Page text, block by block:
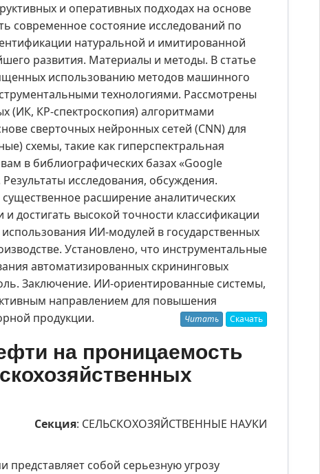
и оперативных подходах на основе
современное состояние исследований по
натуральной и имитированной
развития. Материалы и методы. В статье
использованию методов машинного
технологиями. Рассмотрены
(ИК, КР-спектроскопия) алгоритмами
сверточных нейронных сетей (CNN) для
схемы, такие как гиперспектральная
в библиографических базах «Google
исследования, обсуждения.
расширение аналитических
достигать высокой точности классификации
ИИ-модулей в государственных
Установлено, что инструментальные
автоматизированных скрининговых
Заключение. ИИ-ориентированные системы,
направлением для повышения
продукции.
Читать Скачать
на проницаемость
Секция: СЕЛЬСКОХОЗЯЙСТВЕННЫЕ НАУКИ
представляет собой серьезную угрозу